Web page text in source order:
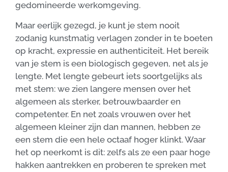
gedomineerde werkomgeving.
Maar eerlijk gezegd, je kunt je stem nooit
zodanig kunstmatig verlagen zonder in te boeten
op kracht, expressie en authenticiteit. Het bereik
van je stem is een biologisch gegeven, net als je
lengte. Met lengte gebeurt iets soortgelijks als
met stem: we zien langere mensen over het
algemeen als sterker, betrouwbaarder en
competenter. En net zoals vrouwen over het
algemeen kleiner zijn dan mannen, hebben ze
een stem die een hele octaaf hoger klinkt. Waar
het op neerkomt is dit: zelfs als ze een paar hoge
hakken aantrekken en proberen te spreken met